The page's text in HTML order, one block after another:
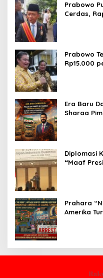
Prabowo
Cerdas,
Prabowo
Rp15.000
Era Baru
Sharaa
Diplomasi
“Maaf
Prahara
Amerika